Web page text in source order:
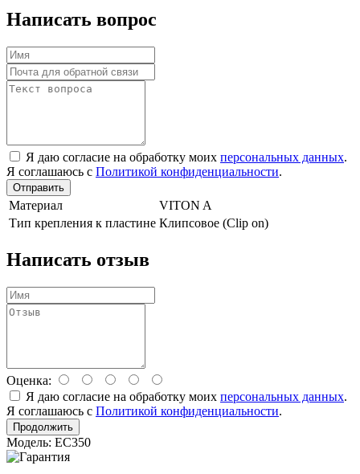
Написать вопрос
Я даю согласие на обработку моих персональных данных.
Я соглашаюсь с Политикой конфиденциальности.
Отправить
Материал
VITON A
Тип крепления к пластине Клипсовое (Clip on)
Написать отзыв
Оценка:
Я даю согласие на обработку моих персональных данных.
Я соглашаюсь с Политикой конфиденциальности.
Продолжить
Модель: EC350